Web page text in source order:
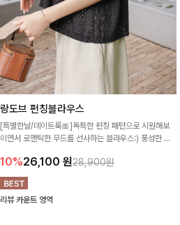
랑도브 펀칭블라우스
[특별한날/데이트룩🎀]독특한 펀칭 패턴으로 시원해보
이면서 로맨틱한 무드를 선사하는 블라우스:) 풍성한 퍼
10%26,100 원28,900원
리뷰 카운트 영역